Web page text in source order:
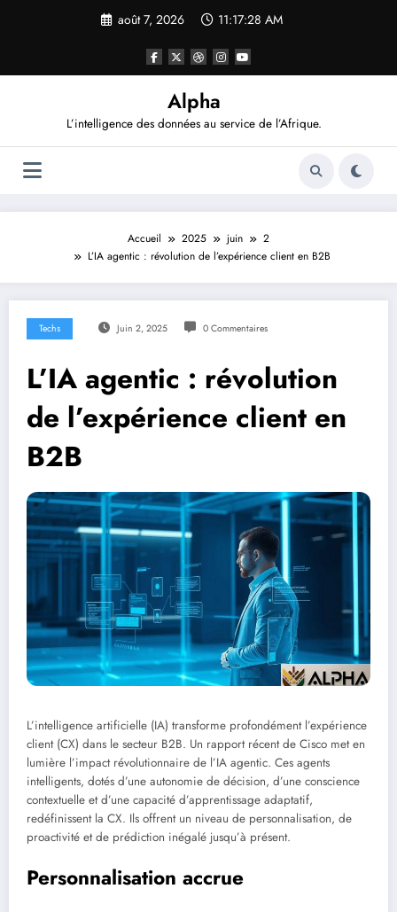
août 7, 2026 11:17:30 AM
Alpha
L’intelligence des données au service de l’Afrique.
Accueil 2025 juin
2
L’IA agentic : révolution de l’expérience client en B2B
Techs Juin 2, 2025 0 Commentaires
L’IA agentic : révolution
de l’expérience client en
B2B
L’intelligence artificielle (IA) transforme profondément l’expérience
client (CX) dans le secteur B2B. Un rapport récent de Cisco met en
lumière l’impact révolutionnaire de l’IA agentic. Ces agents
intelligents, dotés d’une autonomie de décision, d’une conscience
contextuelle et d’une capacité d’apprentissage adaptatif,
redéfinissent la CX. Ils offrent un niveau de personnalisation, de
proactivité et de prédiction inégalé jusqu’à présent.
Personnalisation accrue